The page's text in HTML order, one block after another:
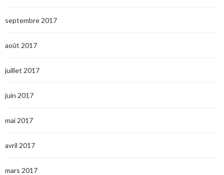
septembre 2017
août 2017
juillet 2017
juin 2017
mai 2017
avril 2017
mars 2017